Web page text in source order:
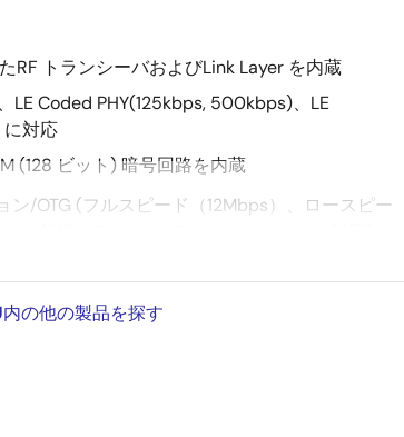
RF トランシーバおよびLink Layer を内蔵
、LE Coded PHY(125kbps, 500kbps)、LE
対応
(128 ビット) 暗号回路を内蔵
ン/OTG (フルスピード（12Mbps）、ロースピー
ス転送、BC（バッテリチャージャ）に対応)
or 4 ビット SDバスをサポート)
D/Aコンバータ、温度センサ
の他の製品を探す